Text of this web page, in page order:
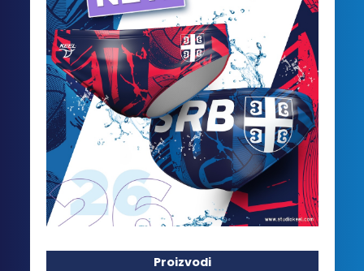
Proizvodi